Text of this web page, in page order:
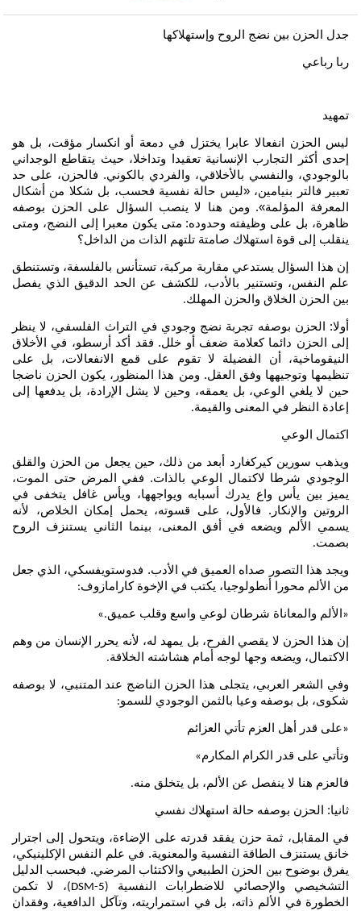
جدل الحزن بين نضج الروح وإستهلاكها
ربا رباعي
تمهيد
ليس الحزن انفعالا عابرا يختزل في دمعة أو انكسار مؤقت، بل هو
إحدى أكثر التجارب الإنسانية تعقيدا وتداخلا، حيث يتقاطع الوجداني
بالوجودي، والنفسي بالأخلاقي، والفردي بالكوني. فالحزن، على حد
تعبير فالتر بنيامين، «ليس حالة نفسية فحسب، بل شكلا من أشكال
المعرفة المؤلمة». ومن هنا لا ينصب السؤال على الحزن بوصفه
ظاهرة، بل على وظيفته وحدوده: متى يكون معبرا إلى النضج، ومتى
ينقلب إلى قوة استهلاك صامتة تلتهم الذات من الداخل؟
إن هذا السؤال يستدعي مقاربة مركبة، تستأنس بالفلسفة، وتستنطق
علم النفس، وتستنير بالأدب، للكشف عن الحد الدقيق الذي يفصل
بين الحزن الخلاق والحزن المهلك.
أولا: الحزن بوصفه تجربة نضج وجودي في التراث الفلسفي، لا ينظر
إلى الحزن دائما كعلامة ضعف أو خلل. فقد أكد أرسطو، في الأخلاق
النيقوماخية، أن الفضيلة لا تقوم على قمع الانفعالات، بل على
تنظيمها وتوجيهها وفق العقل. ومن هذا المنظور، يكون الحزن ناضجا
حين لا يلغي الوعي، بل يعمقه، وحين لا يشل الإرادة، بل يدفعها إلى
إعادة النظر في المعنى والقيمة.
اكتمال الوعي
ويذهب سورين كيركغارد أبعد من ذلك، حين يجعل من الحزن والقلق
الوجودي شرطا لاكتمال الوعي بالذات. ففي المرض حتى الموت،
يميز بين يأس واع يدرك أسبابه ويواجهها، ويأس غافل يتخفى في
الروتين والإنكار. فالأول، على قسوته، يحمل إمكان الخلاص، لأنه
يسمي الألم ويضعه في أفق المعنى، بينما الثاني يستنزف الروح
بصمت.
ويجد هذا التصور صداه العميق في الأدب. فدوستويفسكي، الذي جعل
من الألم محورا أنطولوجيا، يكتب في الإخوة كارامازوف:
« الألم والمعاناة شرطان لوعي واسع وقلب عميق.»
إن هذا الحزن لا يقصي الفرح، بل يمهد له، لأنه يحرر الإنسان من وهم
الاكتمال، ويضعه وجها لوجه أمام هشاشته الخلاقة.
وفي الشعر العربي، يتجلى هذا الحزن الناضج عند المتنبي، لا بوصفه
شكوى، بل بوصفه وعيا بالثمن الوجودي للسمو:
«على قدر أهل العزم تأتي العزائم
وتأتي على قدر الكرام المكارم»
فالعزم هنا لا ينفصل عن الألم، بل يتخلق منه.
ثانيا: الحزن بوصفه حالة استهلاك نفسي
في المقابل، ثمة حزن يفقد قدرته على الإضاءة، ويتحول إلى اجترار
خانق يستنزف الطاقة النفسية والمعنوية. في علم النفس الإكلينيكي،
يفرق بوضوح بين الحزن الطبيعي والاكتئاب المرضي. فبحسب الدليل
التشخيصي والإحصائي للاضطرابات النفسية (DSM-5)
، لا تكمن
الخطورة في الألم ذاته، بل في استمراريته، وتآكل الدافعية، وفقدان